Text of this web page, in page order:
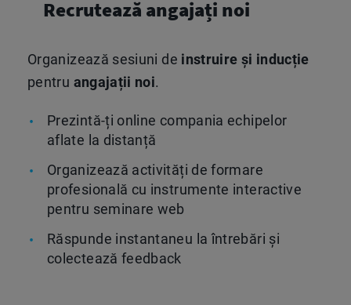
Recrutează angajați noi
Organizează sesiuni de instruire și inducție
pentru angajații noi.
Prezintă-ți online compania echipelor
aflate la distanță
Organizează activități de formare
profesională cu instrumente interactive
pentru seminare web
Răspunde instantaneu la întrebări și
colectează feedback